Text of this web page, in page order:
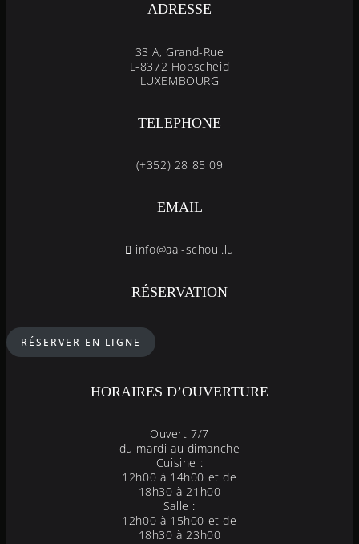
ADRESSE
33 A, Grand-Rue
L-8372 Hobscheid
LUXEMBOURG
TELEPHONE
(+352) 28 85 09
EMAIL
info@aal-schoul.lu
RÉSERVATION
RÉSERVER EN LIGNE
HORAIRES D’OUVERTURE
Ouvert 7/7
du mardi au dimanche
Cuisine :
12h00 à 14h00 et de
18h30 à 21h00
Salle :
12h00 à 15h00 et de
18h30 à 23h00